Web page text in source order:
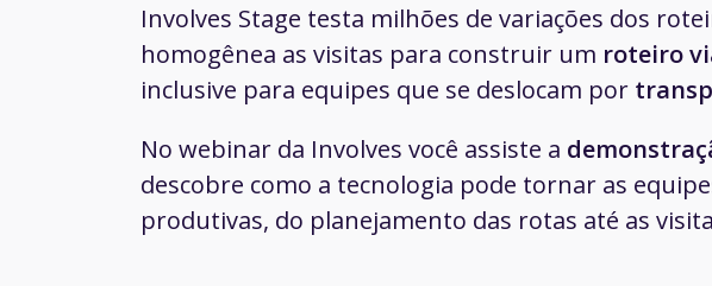
Involves Stage testa milhões de variações dos
homogênea as visitas para construir um roteiro
inclusive para equipes que se deslocam por
No webinar da Involves você assiste a
descobre como a tecnologia pode tornar as
produtivas, do planejamento das rotas até as